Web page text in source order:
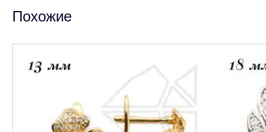
Похожие